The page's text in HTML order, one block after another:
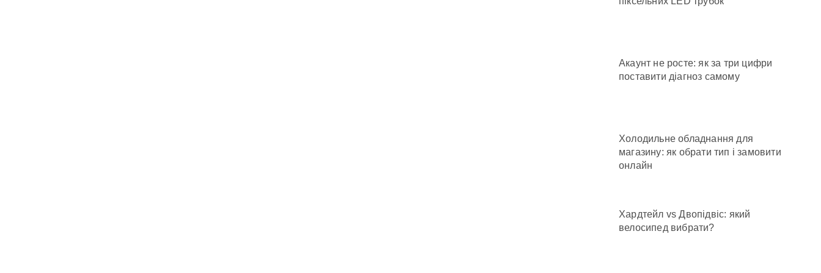
Акаунт не росте: як за три цифри
поставити діагноз самому
Холодильне обладнання для
магазину: як обрати тип і замовити
онлайн
Хардтейл vs Двопідвіс: який
велосипед вибрати?